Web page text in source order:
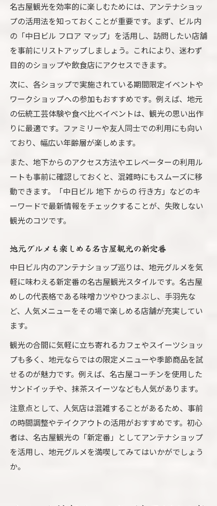
名古屋観光を効率的に楽しむためには、アンテナショッ
プの活用法を知っておくことが重要です。まず、ビル内
の「中日ビル フロア マップ」を活用し、訪問したい店舗
を事前にリストアップしましょう。これにより、迷わず
目的のショップや飲食店にアクセスできます。
次に、各ショップで実施されている期間限定イベントや
ワークショップへの参加もおすすめです。例えば、地元
の伝統工芸体験や食べ比べイベントは、観光の思い出作
りに最適です。ファミリーや友人同士での利用にも向い
ており、幅広い年齢層が楽しめます。
また、地下からのアクセス方法やエレベーターの利用ル
ートも事前に確認しておくと、混雑時にもスムーズに移
動できます。「中日ビル 地下 からの 行き方」などのキ
ーワードで最新情報をチェックすることが、失敗しない
観光のコツです。
地元グルメも楽しめる名古屋観光の新定番
中日ビル内のアンテナショップ巡りは、地元グルメを気
軽に味わえる新定番の名古屋観光スタイルです。名古屋
めしの代表格である味噌カツやひつまぶし、手羽先な
ど、人気メニューをその場で楽しめる店舗が充実してい
ます。
観光の合間に気軽に立ち寄れるカフェやスイーツショッ
プも多く、地元ならではの限定メニューや季節商品を試
せるのが魅力です。例えば、名古屋コーチンを使用した
サンドイッチや、抹茶スイーツなども人気があります。
注意点として、人気店は混雑することがあるため、事前
の時間調整やテイクアウトの活用がおすすめです。初心
者は、名古屋観光の「新定番」としてアンテナショップ
を活用し、地元グルメを満喫してみてはいかがでしょう
か。